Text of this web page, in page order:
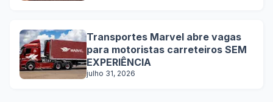
Transportes Marvel abre vagas
para motoristas carreteiros SEM
EXPERIÊNCIA
julho 31, 2026